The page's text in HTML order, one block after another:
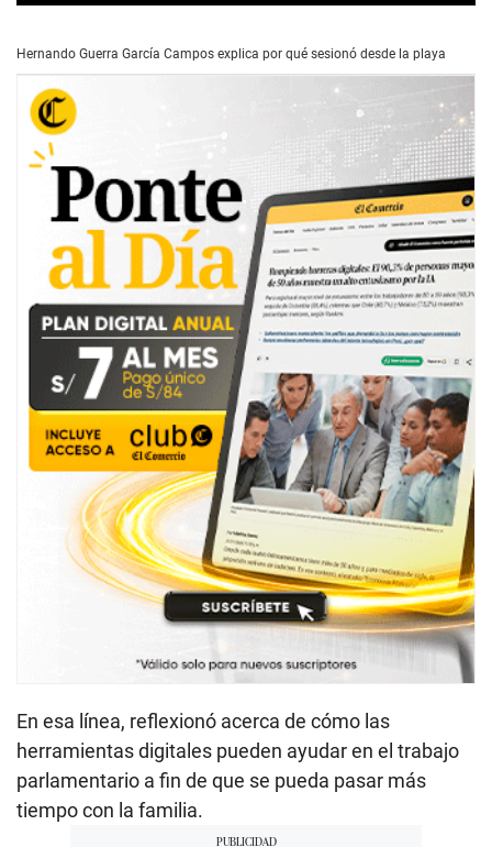
e
Hernando Guerra García Campos explica por qué sesionó desde la playa
En esa línea, reflexionó acerca de cómo las
herramientas digitales pueden ayudar en el trabajo
parlamentario a fin de que se pueda pasar más
tiempo con la familia.